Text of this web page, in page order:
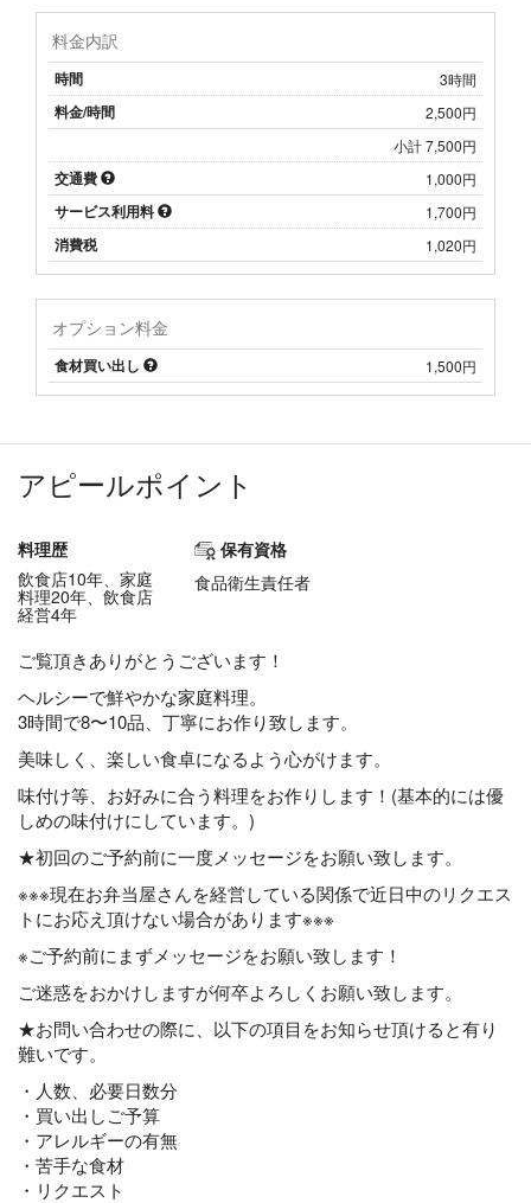
料金内訳
時間 3時間
料金/時間
2,500円
小計 7,500円
交通費 1,000円
サービス利用料 1,700円
消費税 1,020円
オプション料金
食材買い出し 1,500円
アピールポイント
料理歴
飲食店10年、家庭
料理20年、飲食店
経営4年
保有資格
食品衛生責任者
ご覧頂きありがとうございます！
ヘルシーで鮮やかな家庭料理。
3時間で8〜10品、丁寧にお作り致します。
美味しく、楽しい食卓になるよう心がけます。
味付け等、お好みに合う料理をお作りします！(基本的には優
しめの味付けにしています。)
★初回のご予約前に一度メッセージをお願い致します。
※※※現在お弁当屋さんを経営している関係で近日中のリクエス
トにお応え頂けない場合があります※※※
※ご予約前にまずメッセージをお願い致します！
ご迷惑をおかけしますが何卒よろしくお願い致します。
★お問い合わせの際に、以下の項目をお知らせ頂けると有り
難いです。
・人数、必要日数分
・買い出しご予算
・アレルギーの有無
・苦手な食材
・リクエスト